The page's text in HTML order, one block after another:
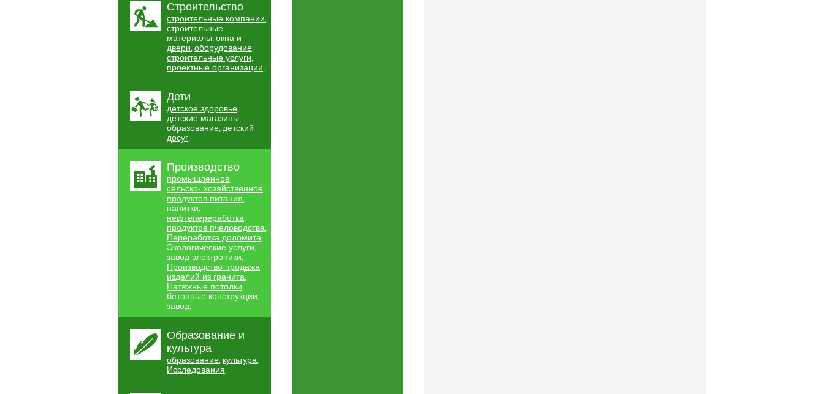
Строительство
строительные компании,
строительные
материалы, окна и
двери, оборудование,
строительные услуги,
проектные организации,
Дети
детское здоровье,
детские магазины,
образование, детский
досуг,
Производство
промышленное,
сельско- хозяйственное,
продуктов питания,
напитки,
нефтепереработка,
продуктов пчеловодства,
Переработка доломита,
Экологические услуги,
завод электроники,
Производство продажа
изделий из гранита,
Натяжные потолки,
бетонные конструкции,
завод,
Образование и
культура
образование, культура,
Исследования,